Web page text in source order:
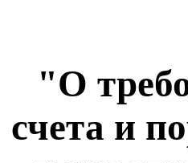
"О
счета и